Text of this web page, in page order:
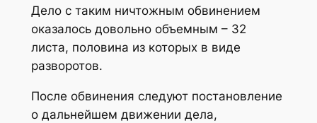
Дело с таким ничтожным обвинением
оказалось довольно объемным – 32
листа, половина из которых в виде
разворотов.
После обвинения следуют постановление
о дальнейшем движении дела,